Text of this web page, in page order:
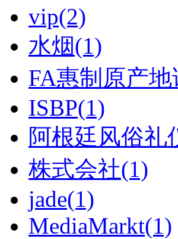
vip(2)
水烟(1)
FA惠制原产
ISBP(1)
阿根廷风俗礼
株式会社(1)
jade(1)
MediaMarkt(1)